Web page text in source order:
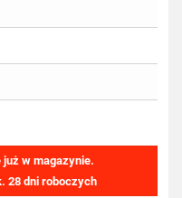
już w magazynie.
28 dni roboczych